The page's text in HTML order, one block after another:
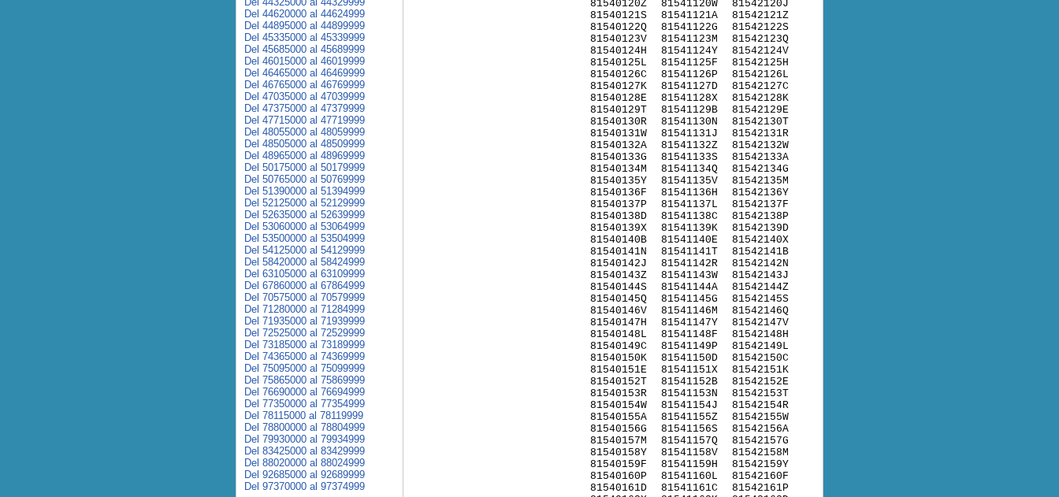
81540120Z
81540121S
81540122Q
81540123V
81540124H
81540125L
81540126C
81540127K
81540128E
81540129T
81540130R
81540131W
81540132A
81540133G
81540134M
81540135Y
81540136F
81540137P
81540138D
81540139X
81540140B
81540141N
81540142J
81540143Z
81540144S
81540145Q
81540146V
81540147H
81540148L
81540149C
81540150K
81540151E
81540152T
81540153R
81540154W
81540155A
81540156G
81540157M
81540158Y
81540159F
81540160P
81540161D
81541120W
81541121A
81541122G
81541123M
81541124Y
81541125F
81541126P
81541127D
81541128X
81541129B
81541130N
81541131J
81541132Z
81541133S
81541134Q
81541135V
81541136H
81541137L
81541138C
81541139K
81541140E
81541141T
81541142R
81541143W
81541144A
81541145G
81541146M
81541147Y
81541148F
81541149P
81541150D
81541151X
81541152B
81541153N
81541154J
81541155Z
81541156S
81541157Q
81541158V
81541159H
81541160L
81541161C
81542120J
81542121Z
81542122S
81542123Q
81542124V
81542125H
81542126L
81542127C
81542128K
81542129E
81542130T
81542131R
81542132W
81542133A
81542134G
81542135M
81542136Y
81542137F
81542138P
81542139D
81542140X
81542141B
81542142N
81542143J
81542144Z
81542145S
81542146Q
81542147V
81542148H
81542149L
81542150C
81542151K
81542152E
81542153T
81542154R
81542155W
81542156A
81542157G
81542158M
81542159Y
81542160F
81542161P
Del 44620000 al 44624999
Del 44895000 al 44899999
Del 45335000 al 45339999
Del 45685000 al 45689999
Del 46015000 al 46019999
Del 46465000 al 46469999
Del 46765000 al 46769999
Del 47035000 al 47039999
Del 47375000 al 47379999
Del 47715000 al 47719999
Del 48055000 al 48059999
Del 48505000 al 48509999
Del 48965000 al 48969999
Del 50175000 al 50179999
Del 50765000 al 50769999
Del 51390000 al 51394999
Del 52125000 al 52129999
Del 52635000 al 52639999
Del 53060000 al 53064999
Del 53500000 al 53504999
Del 54125000 al 54129999
Del 58420000 al 58424999
Del 63105000 al 63109999
Del 67860000 al 67864999
Del 70575000 al 70579999
Del 71280000 al 71284999
Del 71935000 al 71939999
Del 72525000 al 72529999
Del 73185000 al 73189999
Del 74365000 al 74369999
Del 75095000 al 75099999
Del 75865000 al 75869999
Del 76690000 al 76694999
Del 77350000 al 77354999
Del 78115000 al 78119999
Del 78800000 al 78804999
Del 79930000 al 79934999
Del 83425000 al 83429999
Del 88020000 al 88024999
Del 92685000 al 92689999
Del 97370000 al 97374999